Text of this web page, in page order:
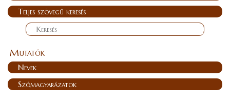
Teljes szövegű keresés
Mutatók
Nevek
Szómagyarázatok